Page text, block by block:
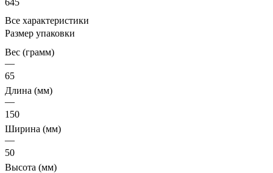
Все характеристики
Размер упаковки
Вес (грамм)
—
65
Длина (мм)
—
150
Ширина (мм)
—
50
Высота (мм)